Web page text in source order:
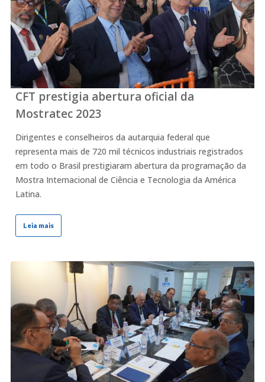
CFT prestigia abertura oficial da
Mostratec 2023
Dirigentes e conselheiros da autarquia federal que
representa mais de 720 mil técnicos industriais registrados
em todo o Brasil prestigiaram abertura da programação da
Mostra Internacional de Ciência e Tecnologia da América
Latina.
Leia mais